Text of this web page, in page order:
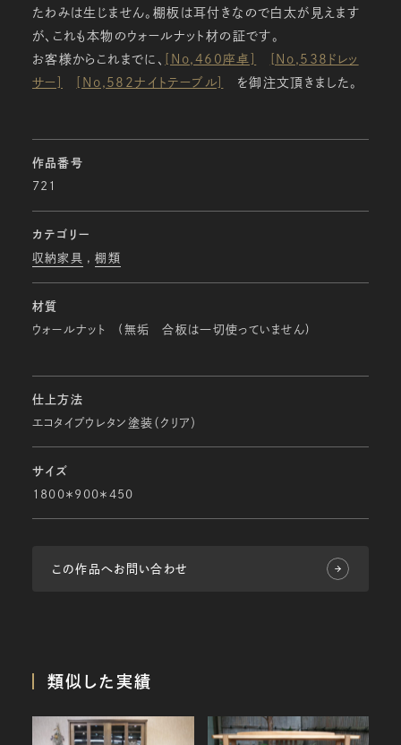
たわみは生じません。棚板は耳付きなので白太が見えます
が、これも本物のウォールナット材の証です。
お客様からこれまでに、 [No,460座卓] [No,538ドレッ
サー] [No,582ナイトテーブル] を御注文頂きました。
作品番号
721
カテゴリー
収納家具 棚類
材質
ウォールナット (無垢 合板は一切使っていません)
仕上方法
エコタイプウレタン塗装（クリア）
サイズ
1800＊900＊450
この作品へお問い合わせ
類似した実績